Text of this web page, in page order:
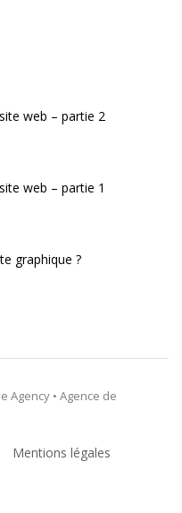
web – partie 2
web – partie 1
graphique ?
Agency • Agence de
Mentions légales